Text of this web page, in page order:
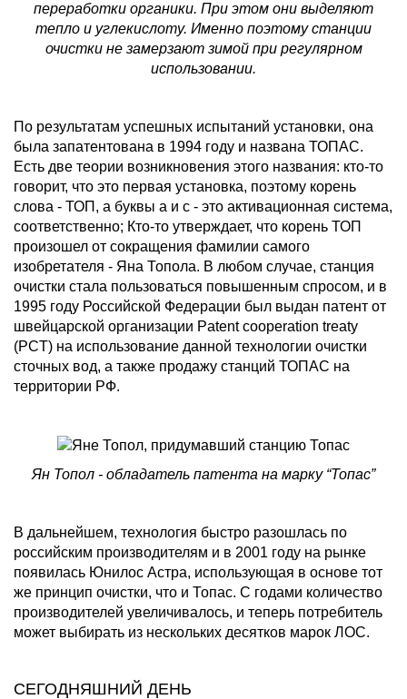
переработки органики. При этом они выделяют
тепло и углекислоту. Именно поэтому станции
очистки не замерзают зимой при регулярном
использовании.
По результатам успешных испытаний установки, она
была запатентована в 1994 году и названа ТОПАС.
Есть две теории возникновения этого названия: кто-то
говорит, что это первая установка, поэтому корень
слова - ТОП, а буквы а и с - это активационная система,
соответственно; Кто-то утверждает, что корень ТОП
произошел от сокращения фамилии самого
изобретателя - Яна Топола. В любом случае, станция
очистки стала пользоваться повышенным спросом, и в
1995 году Российской Федерации был выдан патент от
швейцарской организации Patent cooperation treaty
(PCT) на использование данной технологии очистки
сточных вод, а также продажу станций ТОПАС на
территории РФ.
Ян Топол - обладатель патента на марку “Топас”
В дальнейшем, технология быстро разошлась по
российским производителям и в 2001 году на рынке
появилась Юнилос Астра, использующая в основе тот
же принцип очистки, что и Топас. С годами количество
производителей увеличивалось, и теперь потребитель
может выбирать из нескольких десятков марок ЛОС.
СЕГОДНЯШНИЙ ДЕНЬ